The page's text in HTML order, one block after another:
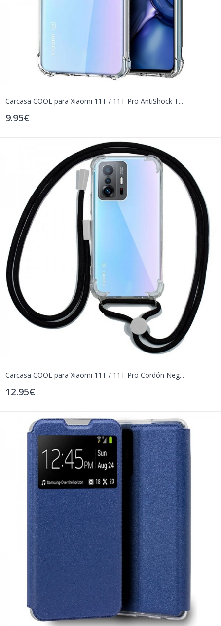
Carcasa COOL para Xiaomi 11T / 11T Pro AntiShock T...
9.95€
Carcasa COOL para Xiaomi 11T / 11T Pro Cordón Neg...
12.95€